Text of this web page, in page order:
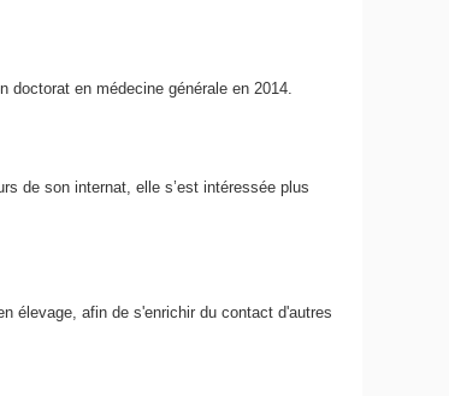
doctorat en médecine générale en 2014.
de son internat, elle s’est intéressée plus
élevage, afin de s'enrichir du contact d'autres